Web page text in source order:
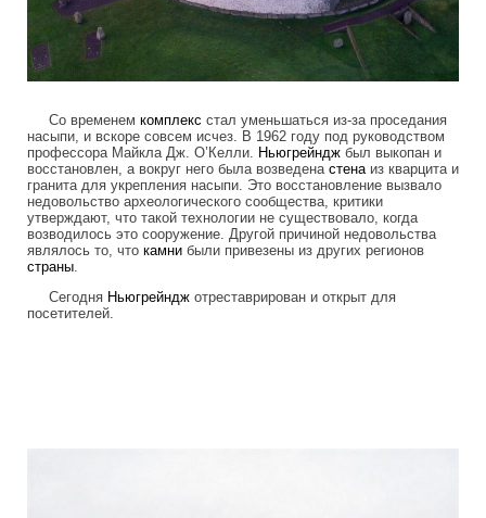
Со временем комплекс стал уменьшаться из-за проседания
насыпи, и вскоре совсем исчез. В 1962 году под руководством
профессора Майкла Дж. О’Келли. Ньюгрейндж был выкопан и
восстановлен, а вокруг него была возведена стенаиз кварцита и
гранита для укрепления насыпи. Это восстановление вызвало
недовольство археологического сообщества, критики
утверждают, что такой технологии не существовало, когда
возводилось это сооружение. Другой причиной недовольства
являлось то, что камни были привезены из других регионов
страны.
Сегодня Ньюгрейндж отреставрирован и открыт для
посетителей.